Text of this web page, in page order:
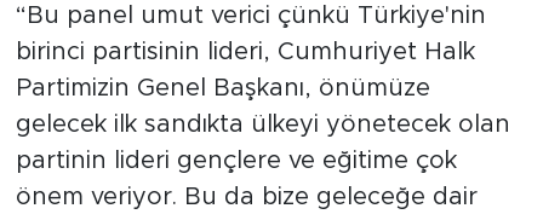
“Bu panel umut verici çünkü Türkiye'nin
birinci partisinin lideri, Cumhuriyet Halk
Partimizin Genel Başkanı, önümüze
gelecek ilk sandıkta ülkeyi yönetecek olan
partinin lideri gençlere ve eğitime çok
önem veriyor. Bu da bize geleceğe dair